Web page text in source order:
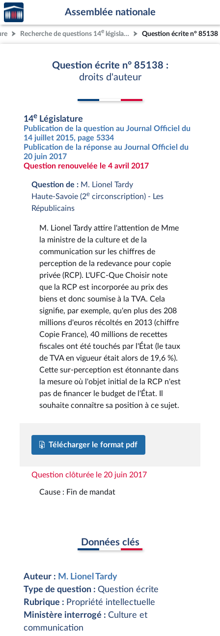
Aller au contenu
Aller en bas de la page
Accèder
à la
page
d'accueil
Assemblée nationale
Recherche de questions 14e législature Question écrite n° 85138
Question écrite n° 85138 :
droits d'auteur
14e Législature
Publication de la question au Journal Officiel du
14 juillet 2015, page 5334
Publication de la réponse au Journal Officiel du
20 juin 2017
Question renouvelée le 4 avril 2017
Question de : M. Lionel Tardy
Haute-Savoie (2e circonscription) - Les
Républicains
M. Lionel Tardy attire l'attention de Mme
la ministre de la culture et de la
communication sur les chiffres de
perception de la redevance pour copie
privée (RCP). L'UFC-Que Choisir note
que la RCP est incorporée au prix des
biens et donc soumise à la TVA. Cela
signifie, par exemple, qu'en plus des 208
millions d'euros récoltés en 2013 (chiffre
Copie France), 40 millions de recettes
fiscales ont été touchés par l'État (le taux
de TVA en vigueur était alors de 19,6 %).
Cette sur-perception est étonnante dans
la mesure où l'objet initial de la RCP n'est
pas de financer le budget de l'État. Il
souhaite connaître sa position à ce sujet.
Télécharger le format pdf
Question clôturée le 20 juin 2017
Cause : Fin de mandat
Données clés
Auteur : M. Lionel Tardy
Type de question : Question écrite
Rubrique : Propriété intellectuelle
Ministère interrogé : Culture et
communication